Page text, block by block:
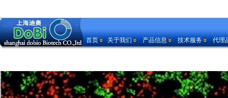
首页 关于我们 产品信息 技术服务 代理